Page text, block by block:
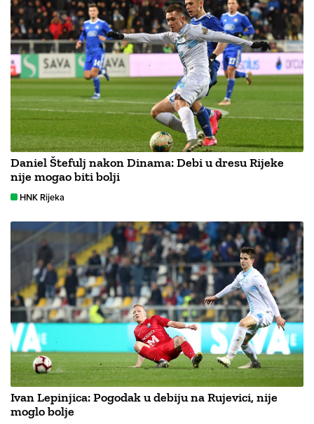
Daniel Štefulj nakon Dinama: Debi u dresu Rijeke
nije mogao biti bolji
HNK Rijeka
Ivan Lepinjica: Pogodak u debiju na Rujevici, nije
moglo bolje